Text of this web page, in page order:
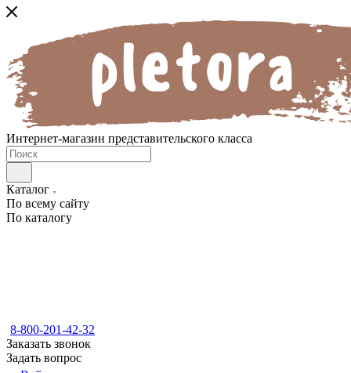
Интернет-магазин представительского класса
Каталог
По всему сайту
По каталогу
8-800-201-42-32
Заказать звонок
Задать вопрос